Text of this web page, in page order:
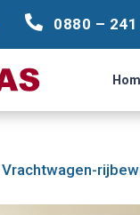
 0880 –
 0880 –
Vrachtwagen-